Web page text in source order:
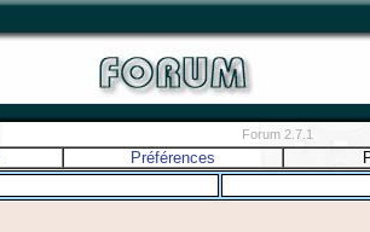
Forum 2.7.1
Préférences